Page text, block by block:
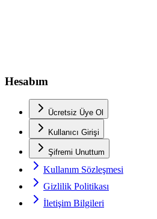
Hesabım
Ücretsiz Üye Ol
Kullanıcı Girişi
Şifremi Unuttum
Kullanım Sözleşmesi
Gizlilik Politikası
İletişim Bilgileri